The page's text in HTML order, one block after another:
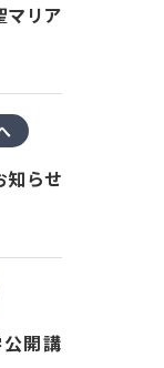
マリア
らせ
開講